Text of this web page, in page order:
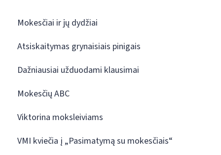
Mokesčiai ir jų dydžiai
Atsiskaitymas grynaisiais pinigais
Dažniausiai užduodami klausimai
Mokesčių ABC
Viktorina moksleiviams
VMI kviečia į „Pasimatymą su mokesčiais“